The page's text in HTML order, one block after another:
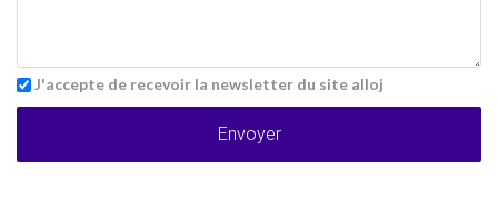
J'accepte de recevoir la newsletter du site alloj
Envoyer